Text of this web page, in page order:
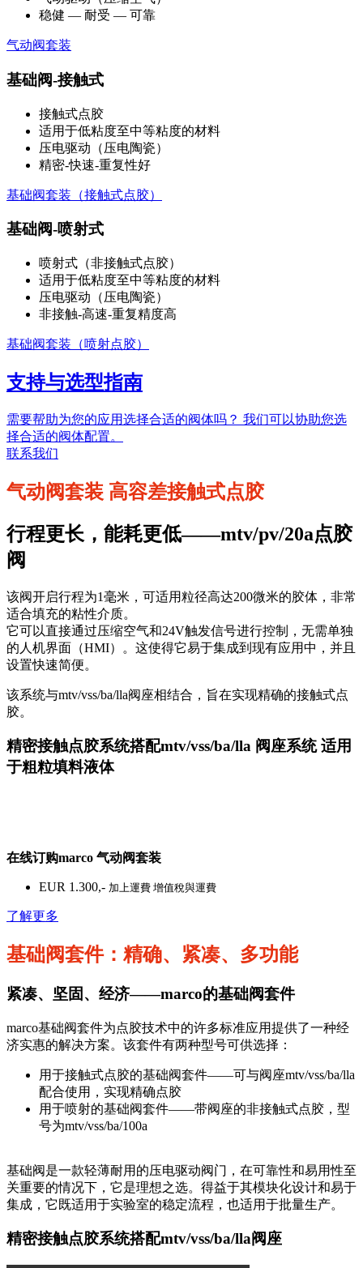
稳健 — 耐受 — 可靠
气动阀套装
基础阀-接触式
接触式点胶
适用于低粘度至中等粘度的材料
压电驱动（压电陶瓷）
精密-快速-重复性好
基础阀套装（接触式点胶）
基础阀-喷射式
喷射式（非接触式点胶）
适用于低粘度至中等粘度的材料
压电驱动（压电陶瓷）
非接触-高速-重复精度高
基础阀套装（喷射点胶）
支持与选型指南
需要帮助为您的应用选择合适的阀体吗？ 我们可以协助您选
择合适的阀体配置。
联系我们
气动阀套装 高容差接触式点胶
行程更长，能耗更低——mtv/pv/20a点胶
阀
该阀开启行程为1毫米，可适用粒径高达200微米的胶体，非常
适合填充的粘性介质。
它可以直接通过压缩空气和24V触发信号进行控制，无需单独
的人机界面（HMI）。这使得它易于集成到现有应用中，并且
设置快速简便。
该系统与mtv/vss/ba/lla阀座相结合，旨在实现精确的接触式点
胶。
精密接触点胶系统搭配mtv/vss/ba/lla 阀座系统 适用
于粗粒填料液体
在线订购­mar­co 气动阀套装
EUR 1.300,- 加上運費 增值稅與運費
了解更多
基础阀套件：精确、紧凑、多功能
紧凑、坚固、经济——marco的基础阀套件
marco基础阀套件为点胶技术中的许多标准应用提供了一种经
济实惠的解决方案。该套件有两种型号可供选择：
用于接触式点胶的基础阀套件——可与阀座mtv/vss/ba/lla
配合使用，实现精确点胶
用于喷射的基础阀套件——带阀座的非接触式点胶，型
号为mtv/vss/ba/100a
基础阀是一款轻薄耐用的压电驱动阀门，在可靠性和易用性至
关重要的情况下，它是理想之选。得益于其模块化设计和易于
集成，它既适用于实验室的稳定流程，也适用于批量生产。
精密接触点胶系统搭配mtv/vss/ba/lla阀座